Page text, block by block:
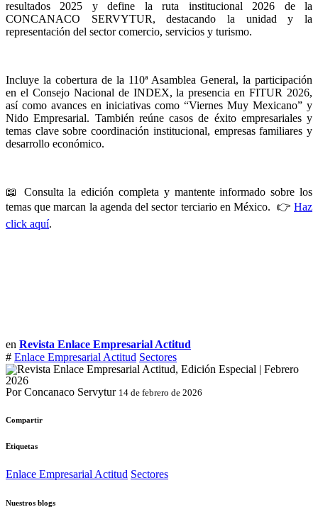
resultados 2025 y define la ruta institucional 2026 de la
CONCANACO SERVYTUR, destacando la unidad y la
representación del sector comercio, servicios y turismo.
Incluye la cobertura de la 110ª Asamblea General, la participación
en el Consejo Nacional de INDEX, la presencia en FITUR 2026,
así como avances en iniciativas como “Viernes Muy Mexicano” y
Nido Empresarial. También reúne casos de éxito empresariales y
temas clave sobre coordinación institucional, empresas familiares y
desarrollo económico.
📖 Consulta la edición completa y mantente informado sobre los
temas que marcan la agenda del sector terciario en México. 👉 Haz
click aquí.
en Revista Enlace Empresarial Actitud
# Enlace Empresarial Actitud Sectores
Por Concanaco Servytur 14 de febrero de 2026
Compartir
Etiquetas
Enlace Empresarial Actitud Sectores
Nuestros blogs